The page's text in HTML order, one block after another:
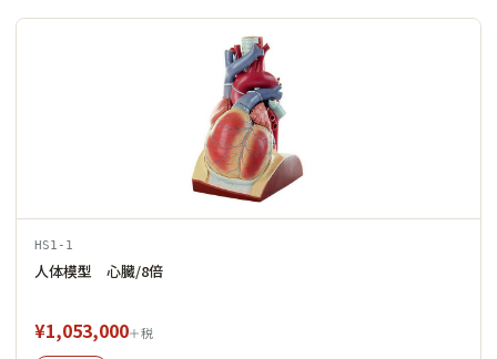
HS1-1
人体模型 心臓/8倍
¥1,053,000＋税